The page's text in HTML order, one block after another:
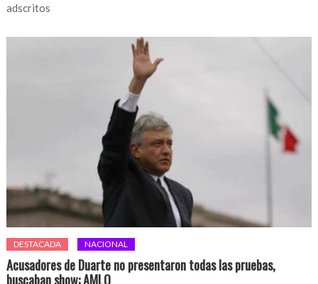
adscritos
DESTACADA NACIONAL
Acusadores de Duarte no presentaron todas las pruebas,
buscaban show: AMLO